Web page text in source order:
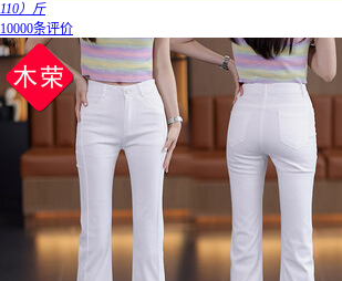
110）斤
10000条评价